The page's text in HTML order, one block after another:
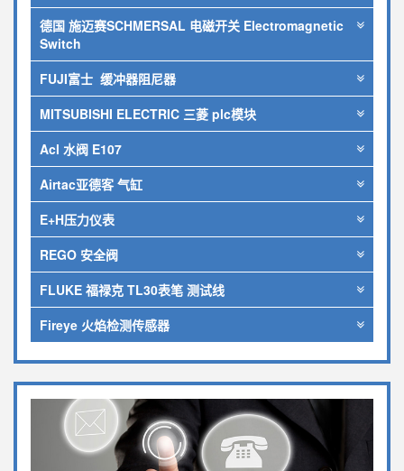
德国 施迈赛SCHMERSAL 电磁开关 Electromagnetic
Switch
FUJI富士 缓冲器阻尼器
MITSUBISHI ELECTRIC 三菱 plc模块
Acl 水阀 E107
Airtac亚德客 气缸
E+H压力仪表
REGO 安全阀
FLUKE 福禄克 TL30表笔 测试线
Fireye 火焰检测传感器